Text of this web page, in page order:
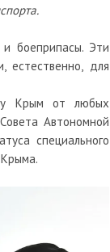
боеприпасы. Эти
естественно, для
Крым от любых
Автономной
специального